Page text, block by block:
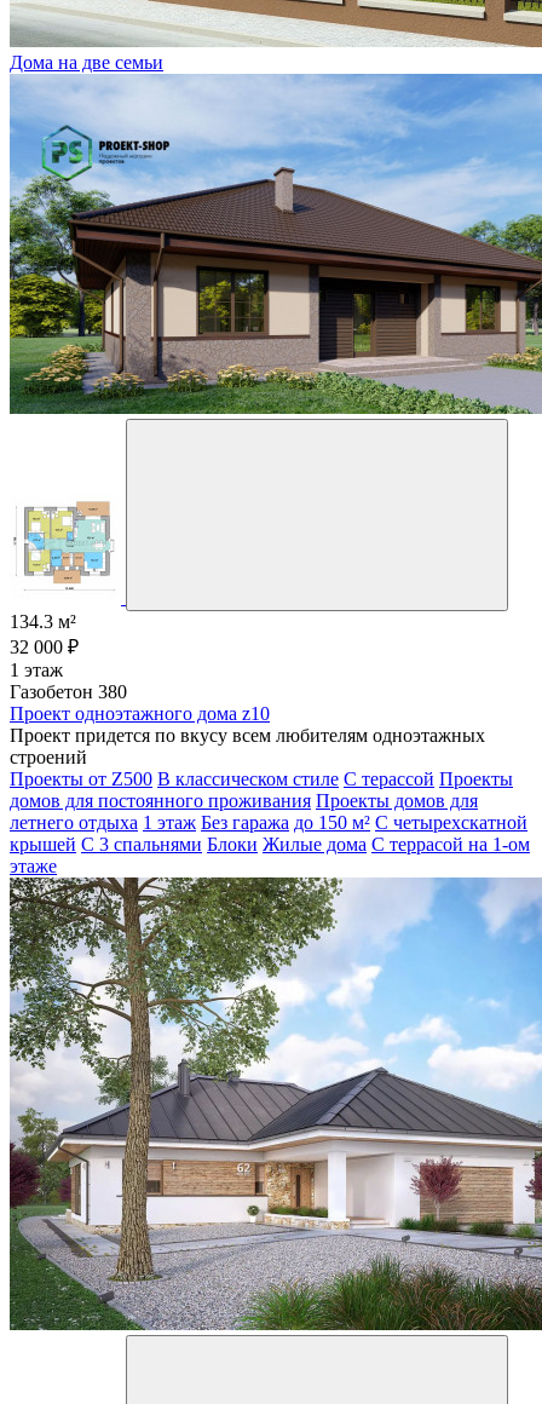
Дома на две семьи
134.3 м²
32 000 ₽
1 этаж
Газобетон 380
Проект одноэтажного дома z10
Проект придется по вкусу всем любителям одноэтажных
строений
Проекты от Z500 В классическом стиле С терассой Проекты
домов для постоянного проживания Проекты домов для
летнего отдыха 1 этаж Без гаража до 150 м² С четырехскатной
крышей С 3 спальнями Блоки Жилые дома С террасой на 1-ом
этаже